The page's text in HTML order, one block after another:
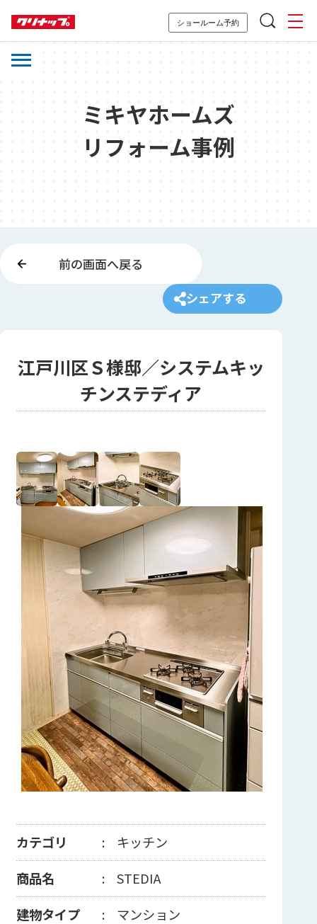
ショールーム予約
ミキヤホームズ
リフォーム事例
前の画面へ戻る
シェアする
江戸川区Ｓ様邸／システムキッ
チンステディア
カテゴリ
キッチン
商品名
STEDIA
建物タイプ
マンション